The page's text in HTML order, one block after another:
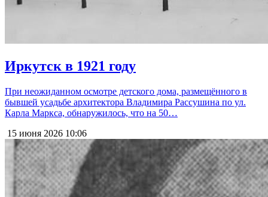
Иркутск в 1921 году
При неожиданном осмотре детского дома, размещённого в
бывшей усадьбе архитектора Владимира Рассушина по ул.
Карла Маркса, обнаружилось, что на 50…
15 июня 2026 10:06